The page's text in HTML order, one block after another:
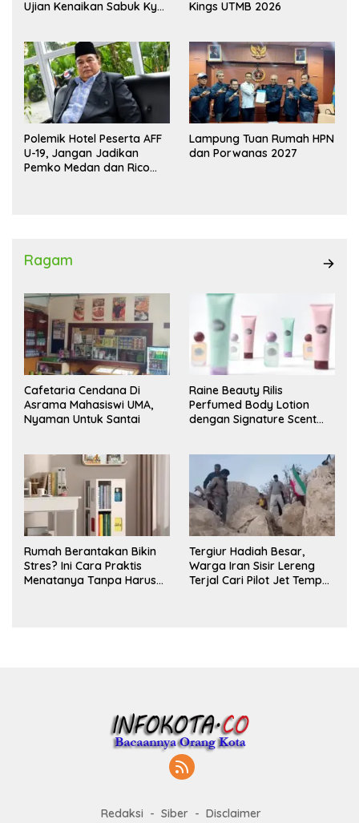
Ujian Kenaikan Sabuk Kyu
Kings UTMB 2026
Polemik Hotel Peserta AFF
U-19, Jangan Jadikan
Pemko Medan dan Rico
Lampung Tuan Rumah HPN
dan Porwanas 2027
Ragam
Cafetaria Cendana Di
Asrama Mahasiswi UMA,
Nyaman Untuk Santai
Raine Beauty Rilis
Perfumed Body Lotion
dengan Signature Scent
Rumah Berantakan Bikin
Stres? Ini Cara Praktis
Menatanya Tanpa Harus
Tergiur Hadiah Besar,
Warga Iran Sisir Lereng
Terjal Cari Pilot Jet Tempur
Redaksi Siber Disclaimer